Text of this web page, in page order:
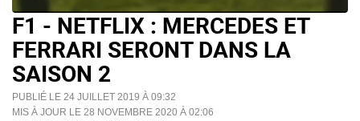
F1 - NETFLIX : MERCEDES ET
FERRARI SERONT DANS LA
SAISON 2
PUBLIÉ LE 24 JUILLET 2019 À 09:32
MIS À JOUR LE 28 NOVEMBRE 2020 À 02:06